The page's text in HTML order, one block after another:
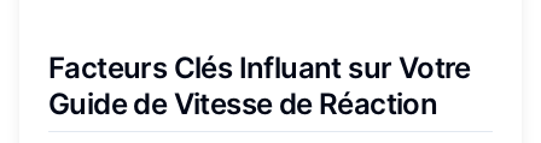
Facteurs Clés Influant sur Votre
Guide de Vitesse de Réaction